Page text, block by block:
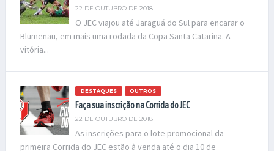
22 DE OUTUBRO DE 2018
O JEC viajou até Jaraguá do Sul para encarar o
Blumenau, em mais uma rodada da Copa Santa Catarina. A
vitória...
DESTAQUES OUTROS
Faça sua inscrição na Corrida do JEC
22 DE OUTUBRO DE 2018
As inscrições para o lote promocional da
primeira Corrida do JEC estão à venda até o dia 10 de